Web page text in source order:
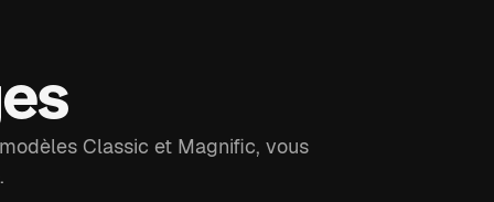
Classic et Magnific, vous